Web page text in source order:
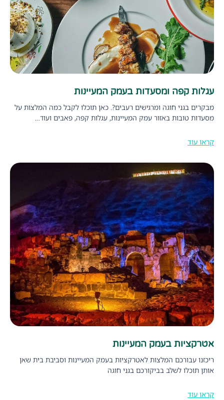
עגלות קפה ומסעדות בעמק המעיינות
מבקרים בגני חוגה ומרגישים רעבים?. כאן תוכלו לקבל כמה המלצות על
מסעדות טובות באזור עמק המעיינות, עגלות קפה, פאבים ועוד…
קראו עוד
אטרקציות בעמק המעיינות
ריכזנו עבורכם המלצות לאטרקציות בעמק המעיינות וסביבת בית שאן
אותן תוכלו לשלב בביקורכם בגני חוגה
קראו עוד